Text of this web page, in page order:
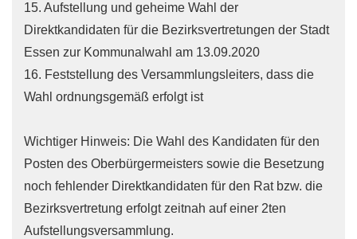
15. Aufstellung und geheime Wahl der
Direktkandidaten für die Bezirksvertretungen der Stadt
Essen zur Kommunalwahl am 13.09.2020
16. Feststellung des Versammlungsleiters, dass die
Wahl ordnungsgemäß erfolgt ist
Wichtiger Hinweis: Die Wahl des Kandidaten für den
Posten des Oberbürgermeisters sowie die Besetzung
noch fehlender Direktkandidaten für den Rat bzw. die
Bezirksvertretung erfolgt zeitnah auf einer 2ten
Aufstellungsversammlung.